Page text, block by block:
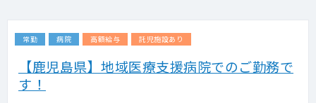
常勤 病院 高額給与 託児施設あり
【鹿児島県】地域医療支援病院でのご勤務で
す！